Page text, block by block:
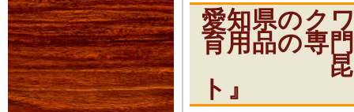
愛知県のク
育用品の専
昆虫シ
ト』